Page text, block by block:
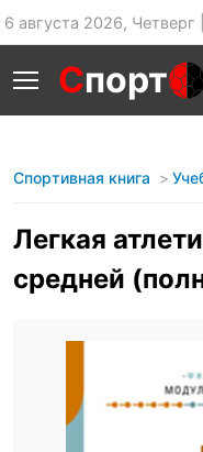
6 августа 2026,
Спорт
Спортивная книга
Легкая
средней